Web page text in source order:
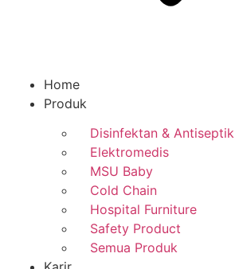
Home
Produk
Disinfektan & Antiseptik
Elektromedis
MSU Baby
Cold Chain
Hospital Furniture
Safety Product
Semua Produk